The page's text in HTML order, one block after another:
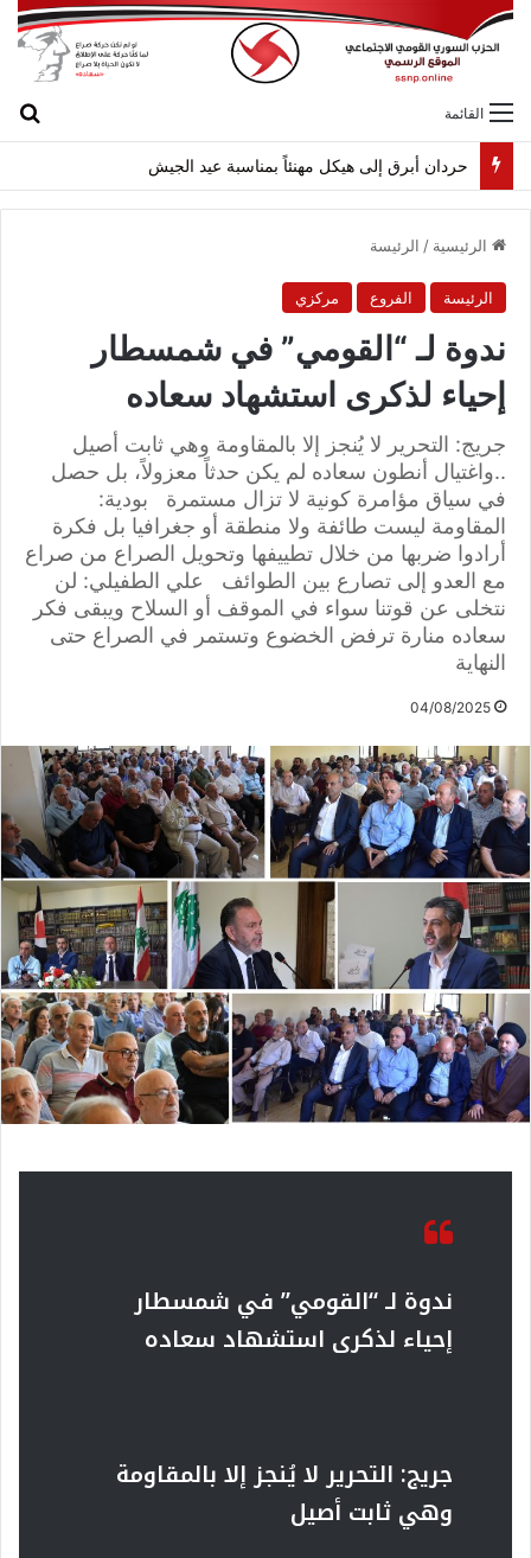
القائمة
حردان أبرق إلى هيكل مهنئاً بمناسبة عيد الجيش
الرئيسية / الرئيسة
الرئيسة الفروع مركزي
ندوة لـ “القومي” في شمسطار
إحياء لذكرى استشهاد سعاده
جريج: التحرير لا يُنجز إلا بالمقاومة وهي ثابت أصيل
..واغتيال أنطون سعاده لم يكن حدثاً معزولاً، بل حصل
في سياق مؤامرة كونية لا تزال مستمرة بودية:
المقاومة ليست طائفة ولا منطقة أو جغرافيا بل فكرة
أرادوا ضربها من خلال تطييفها وتحويل الصراع من صراع
مع العدو إلى تصارع بين الطوائف علي الطفيلي: لن
نتخلى عن قوتنا سواء في الموقف أو السلاح ويبقى فكر
سعاده منارة ترفض الخضوع وتستمر في الصراع حتى
النهاية
04/08/2025
ندوة لـ “القومي” في شمسطار
إحياء لذكرى استشهاد سعاده
جريج: التحرير لا يُنجز إلا بالمقاومة
وهي ثابت أصيل